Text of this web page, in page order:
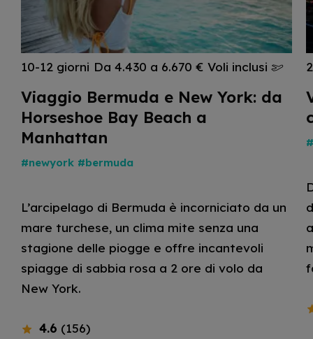
10-12 giorni Da 4.430 a 6.670 € Voli inclusi
Viaggio Bermuda e New York: da
Horseshoe Bay Beach a
Manhattan
#newyork #bermuda
L’arcipelago di Bermuda è incorniciato da un
mare turchese, un clima mite senza una
stagione delle piogge e offre incantevoli
spiagge di sabbia rosa a 2 ore di volo da
New York.
4.6 (156)